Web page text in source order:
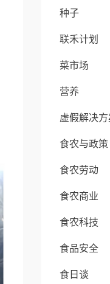
种子
联禾计划
菜市场
营养
虚假解决
食农与政策
食农劳动
食农商业
食农科技
食品安全
食日谈